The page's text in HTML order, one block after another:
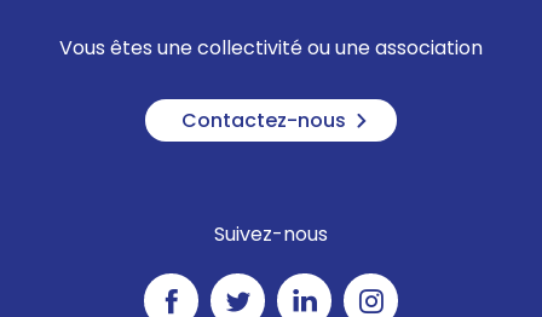
Vous êtes une collectivité ou une association
Contactez-nous
Suivez-nous